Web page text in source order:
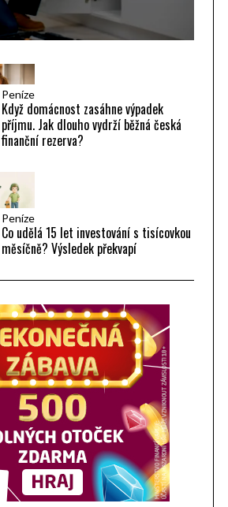
Peníze
Když domácnost zasáhne výpadek
příjmu. Jak dlouho vydrží běžná česká
finanční rezerva?
Peníze
Co udělá 15 let investování s tisícovkou
měsíčně? Výsledek překvapí